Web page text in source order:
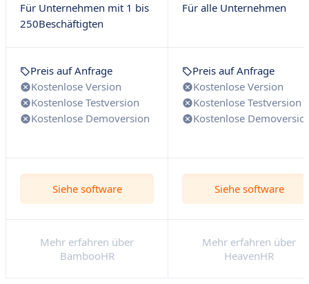
Für Unternehmen mit 1 bis
250Beschäftigten
Für alle Unternehmen
Preis auf Anfrage
Kostenlose Version
Kostenlose Testversion
Kostenlose Demoversion
Preis auf Anfrage
Kostenlose Version
Kostenlose Testversion
Kostenlose
Siehe software Siehe software
Mehr erfahren über
BambooHR
Mehr erfahren über
HeavenHR